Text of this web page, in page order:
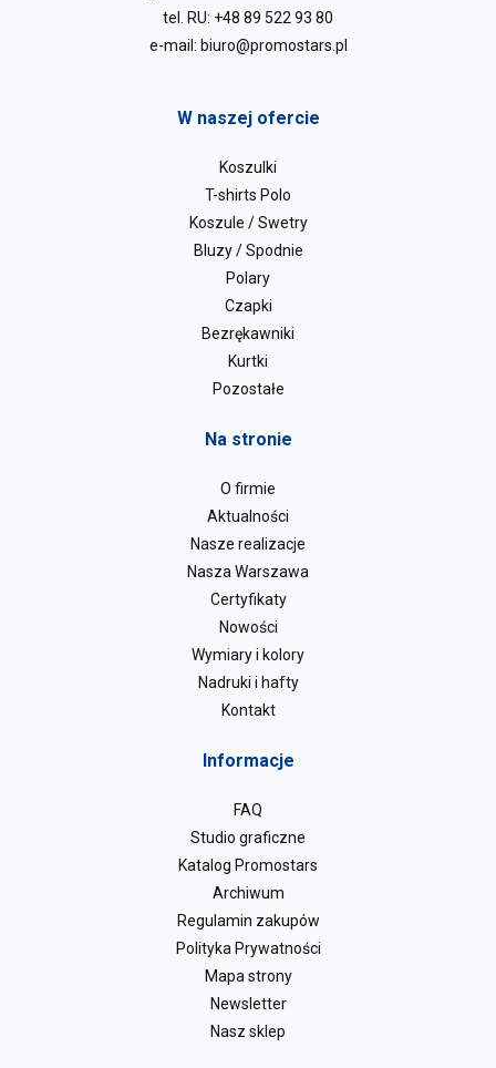
tel. RU: +48 89 522 93 80
e-mail: biuro@promostars.pl
W naszej ofercie
Koszulki
T-shirts Polo
Koszule / Swetry
Bluzy / Spodnie
Polary
Czapki
Bezrękawniki
Kurtki
Pozostałe
Na stronie
O firmie
Aktualności
Nasze realizacje
Nasza Warszawa
Certyfikaty
Nowości
Wymiary i kolory
Nadruki i hafty
Kontakt
Informacje
FAQ
Studio graficzne
Katalog Promostars
Archiwum
Regulamin zakupów
Polityka Prywatności
Mapa strony
Newsletter
Nasz sklep